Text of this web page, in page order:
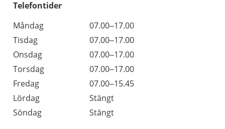
Telefontider
Måndag
07.00–17.00
Tisdag
07.00–17.00
Onsdag
07.00–17.00
Torsdag
07.00–17.00
Fredag
07.00–15.45
Lördag
Stängt
Söndag
Stängt